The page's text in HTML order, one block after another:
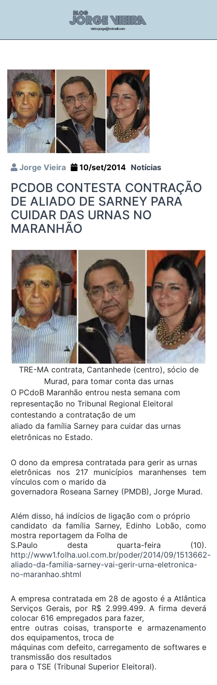
Jorge Vieira 10/set/2014 Notícias
PCDOB CONTESTA CONTRAÇÃO
DE ALIADO DE SARNEY PARA
CUIDAR DAS URNAS NO
MARANHÃO
TRE-MA contrata, Cantanhede (centro), sócio de
Murad, para tomar conta das urnas
O PCdoB Maranhão entrou nesta semana com
representação no Tribunal Regional Eleitoral
contestando a contratação de um
aliado da família Sarney para cuidar das urnas
eletrônicas no Estado.
O dono da empresa contratada para gerir as urnas
eletrônicas nos 217 municípios maranhenses tem
vínculos com o marido da
governadora Roseana Sarney (PMDB), Jorge Murad.
Além disso, há indícios de ligação com o próprio
candidato da família Sarney, Edinho Lobão, como
mostra reportagem da Folha de
S.Paulo desta quarta-feira (10).
http://www1.folha.uol.com.br/poder/2014/09/1513662-
aliado-da-familia-sarney-vai-gerir-urna-eletronica-
no-maranhao.shtml
A empresa contratada em 28 de agosto é a Atlântica
Serviços Gerais, por R$ 2.999.499. A firma deverá
colocar 616 empregados para fazer,
entre outras coisas, transporte e armazenamento
dos equipamentos, troca de
máquinas com defeito, carregamento de softwares e
transmissão dos resultados
para o TSE (Tribunal Superior Eleitoral).